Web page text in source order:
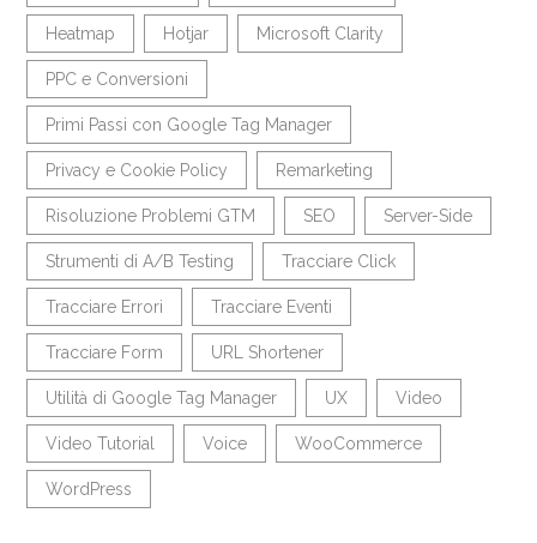
Heatmap Hotjar Microsoft Clarity
PPC e Conversioni
Primi Passi con Google Tag Manager
Privacy e Cookie Policy Remarketing
Risoluzione Problemi GTM SEO Server-Side
Strumenti di A/B Testing Tracciare Click
Tracciare Errori Tracciare Eventi
Tracciare Form URL Shortener
Utilità di Google Tag Manager UX Video
Video Tutorial Voice WooCommerce
WordPress